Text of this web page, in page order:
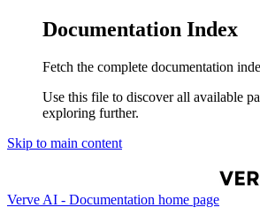
Documentation Index
Fetch the complete documentation
Use this file to discover all available
exploring further.
Skip to main content
Verve AI - Documentation home page